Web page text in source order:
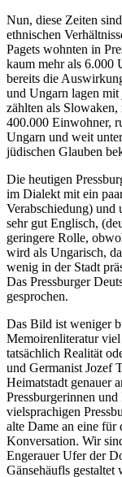
Nun, diese Zeiten
ethnischen
Pagets wohnten in
kaum mehr als 6.000
bereits die
und Ungarn lagen
zählten als Slowaken,
400.000 Einwohner,
Ungarn und weit
jüdischen Glauben
Die heutigen
im Dialekt mit ein
Verabschiedung) und
sehr gut Englisch,
geringere Rolle,
wird als Ungarisch,
wenig in der Stadt
Das Pressburger
gesprochen.
Das Bild ist weniger
Memoirenliteratur
tatsächlich Realität
und Germanist Jozef
Heimatstadt genauer
Pressburgerinnen
vielsprachigen
alte Dame an eine für
Konversation. Wir
Engerauer Ufer der
Gänsehäufls gestaltet